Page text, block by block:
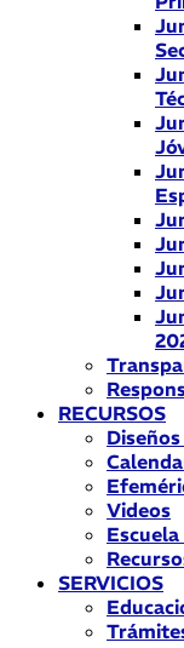
RECURSOS
Videos
SERVICIOS